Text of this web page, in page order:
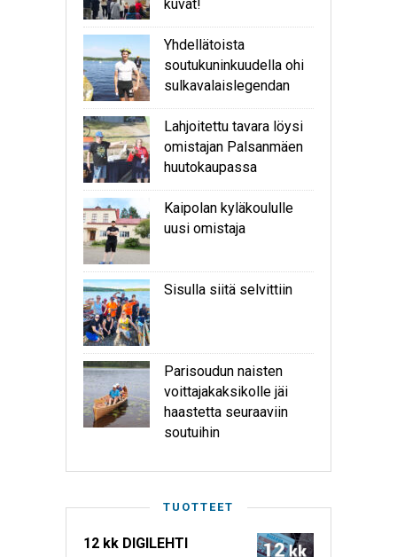
kuvat!
Yhdellätoista
soutukuninkuudella ohi
sulkavalaislegendan
Lahjoitettu tavara löysi
omistajan Palsanmäen
huutokaupassa
Kaipolan kyläkoululle
uusi omistaja
Sisulla siitä selvittiin
Parisoudun naisten
voittajakaksikolle jäi
haastetta seuraaviin
soutuihin
TUOTTEET
12 kk DIGILEHTI